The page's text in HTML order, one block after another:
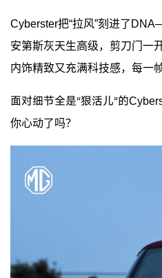
Cyberster把“拉风”刻进了
安第斯灰天生高级，剪刀门一
内饰精致又充满科技感，每一
面对细节全是“狠活儿”的
你心动了吗？